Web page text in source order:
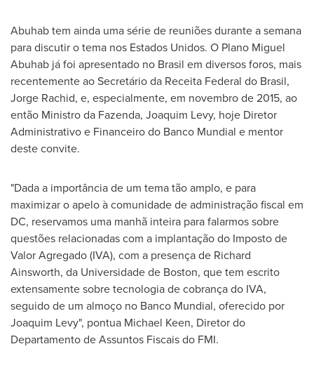
Abuhab tem ainda uma série de reuniões durante a semana
para discutir o tema nos Estados Unidos. O Plano Miguel
Abuhab já foi apresentado no Brasil em diversos foros, mais
recentemente ao Secretário da Receita Federal do Brasil,
Jorge Rachid, e, especialmente, em novembro de 2015, ao
então Ministro da Fazenda, Joaquim Levy, hoje Diretor
Administrativo e Financeiro do Banco Mundial e mentor
deste convite.
"Dada a importância de um tema tão amplo, e para
maximizar o apelo à comunidade de administração fiscal em
DC, reservamos uma manhã inteira para falarmos sobre
questões relacionadas com a implantação do Imposto de
Valor Agregado (IVA), com a presença de Richard
Ainsworth, da Universidade de Boston, que tem escrito
extensamente sobre tecnologia de cobrança do IVA,
seguido de um almoço no Banco Mundial, oferecido por
Joaquim Levy", pontua Michael Keen, Diretor do
Departamento de Assuntos Fiscais do FMI.